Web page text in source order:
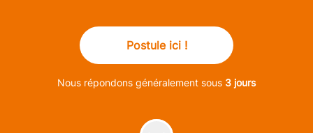
Postule ici !
Nous répondons généralement sous 3 jours